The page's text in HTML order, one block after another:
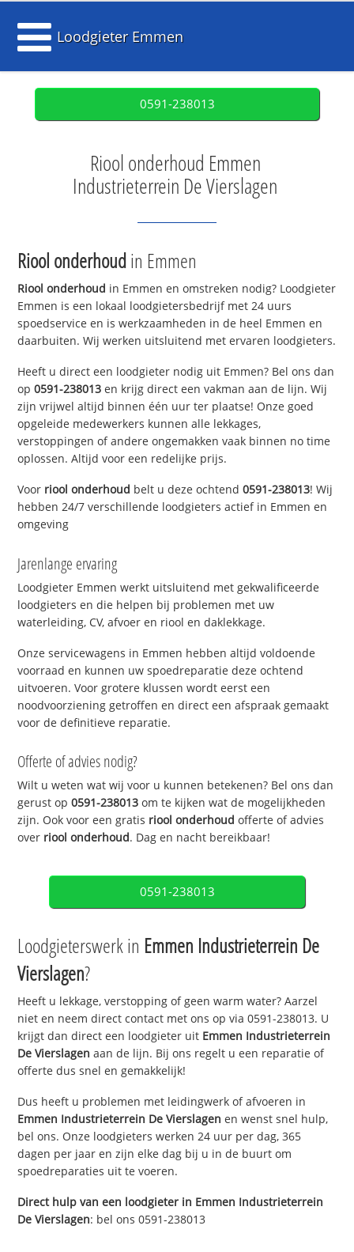
Loodgieter Emmen
0591-238013
Riool onderhoud Emmen
Industrieterrein De Vierslagen
Riool onderhoudin Emmen
Riool onderhoud in Emmen en omstreken nodig? Loodgieter
Emmen is een lokaal loodgietersbedrijf met 24 uurs
spoedservice en is werkzaamheden in de heel Emmen en
daarbuiten. Wij werken uitsluitend met ervaren loodgieters.
Heeft u direct een loodgieter nodig uit Emmen? Bel ons dan
op0591-238013 en krijg direct een vakman aan de lijn. Wij
zijn vrijwel altijd binnen één uur ter plaatse! Onze goed
opgeleide medewerkers kunnen alle lekkages,
verstoppingen of andere ongemakken vaak binnen no time
oplossen. Altijd voor een redelijke prijs.
Voor riool onderhoud belt u deze ochtend0591-238013! Wij
hebben 24/7 verschillende loodgieters actief in Emmen en
omgeving
Jarenlange ervaring
Loodgieter Emmen werkt uitsluitend met gekwalificeerde
loodgieters en die helpen bij problemen met uw
waterleiding, CV, afvoer en riool en daklekkage.
Onze servicewagens in Emmen hebben altijd voldoende
voorraad en kunnen uw spoedreparatie deze ochtend
uitvoeren. Voor grotere klussen wordt eerst een
noodvoorziening getroffen en direct een afspraak gemaakt
voor de definitieve reparatie.
Offerte of advies nodig?
Wilt u weten wat wij voor u kunnen betekenen? Bel ons dan
gerust op0591-238013 om te kijken wat de mogelijkheden
zijn. Ook voor een gratis riool onderhoud offerte of advies
over riool onderhoud. Dag en nacht bereikbaar!
0591-238013
Loodgieterswerk in Emmen Industrieterrein De
Vierslagen?
Heeft u lekkage, verstopping of geen warm water? Aarzel
niet en neem direct contact met ons op via 0591-238013. U
krijgt dan direct een loodgieter uit Emmen Industrieterrein
De Vierslagen aan de lijn. Bij ons regelt u een reparatie of
offerte dus snel en gemakkelijk!
Dus heeft u problemen met leidingwerk of afvoeren in
Emmen Industrieterrein De Vierslagen en wenst snel hulp,
bel ons. Onze loodgieters werken 24 uur per dag, 365
dagen per jaar en zijn elke dag bij u in de buurt om
spoedreparaties uit te voeren.
Direct hulp van een loodgieter in Emmen Industrieterrein
De Vierslagen: bel ons 0591-238013